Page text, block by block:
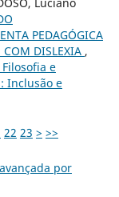
PEDAGÓGICA
COM DISLEXIA ,
e
Inclusão e
22 23 > >>
por